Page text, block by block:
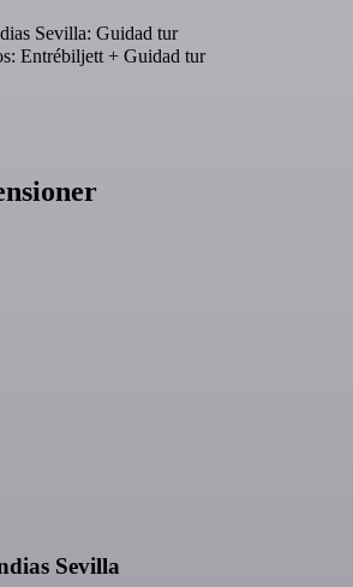
Sevilla: Guidad tur
Entrébiljett + Guidad tur
Sevilla